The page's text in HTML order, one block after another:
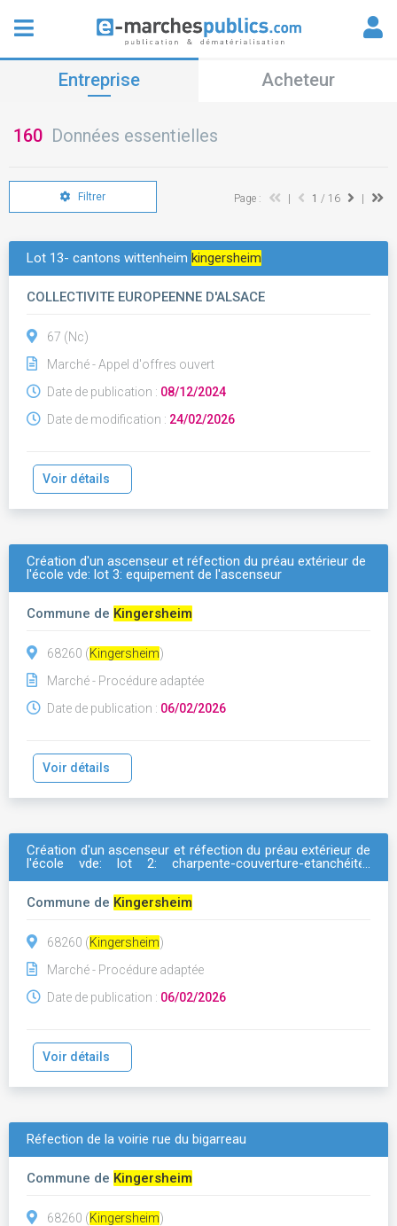
Entreprise Acheteur
160 Données essentielles
Filtrer Page : 1 / 16
Lot 13- cantons wittenheim kingersheim
COLLECTIVITE EUROPEENNE D'ALSACE
67 (Nc)
Marché - Appel d'offres ouvert
Date de publication : 08/12/2024
Date de modification : 24/02/2026
Voir détails
Création d'un ascenseur et réfection du préau extérieur de
l'école vde: lot 3: equipement de l'ascenseur
Commune de Kingersheim
68260 (Kingersheim)
Marché - Procédure adaptée
Date de publication : 06/02/2026
Voir détails
Création d'un ascenseur et réfection du préau extérieur de
l'école vde: lot 2: charpente-couverture-etanchéité-
Commune de Kingersheim
68260 (Kingersheim)
Marché - Procédure adaptée
Date de publication : 06/02/2026
Voir détails
Réfection de la voirie rue du bigarreau
Commune de Kingersheim
68260 (Kingersheim)